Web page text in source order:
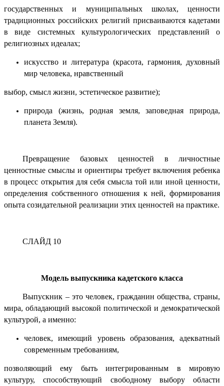
государственных и муниципальных школах, ценности
традиционных российских религий присваиваются кадетами
в виде системных культурологических представлений о
религиозных идеалах;
искусство и литература (красота, гармония, духовный
мир человека, нравственный
выбор, смысл жизни, эстетическое развитие);
природа (жизнь, родная земля, заповедная природа,
планета Земля).
Превращение базовых ценностей в личностные
ценностные смыслы и ориентиры требует включения ребенка
в процесс открытия для себя смысла той или иной ценности,
определения собственного отношения к ней, формирования
опыта созидательной реализации этих ценностей на практике.
СЛАЙД 10
Модель выпускника кадетского класса
Выпускник – это человек, гражданин общества, страны,
мира, обладающий высокой политической и демократической
культурой, а именно:
человек, имеющий уровень образования, адекватный
современным требованиям,
позволяющий ему быть интегрированным в мировую
культуру, способствующий свободному выбору области